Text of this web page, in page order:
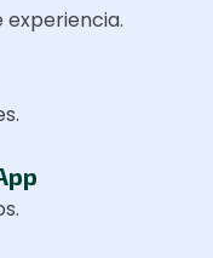
experiencia.